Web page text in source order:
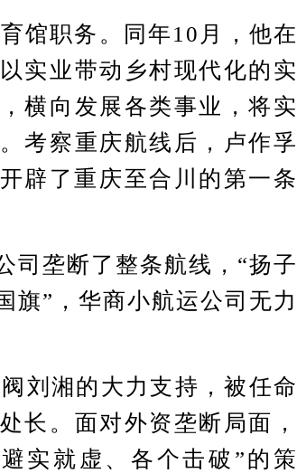
职务。同年10月，他在
实业带动乡村现代化的实
横向发展各类事业，将实
考察重庆航线后，卢作孚
辟了重庆至合川的第一条
垄断了整条航线，“扬子
旗”，华商小航运公司无力
湘的大力支持，被任命
长。面对外资垄断局面，
实就虚、各个击破”的策